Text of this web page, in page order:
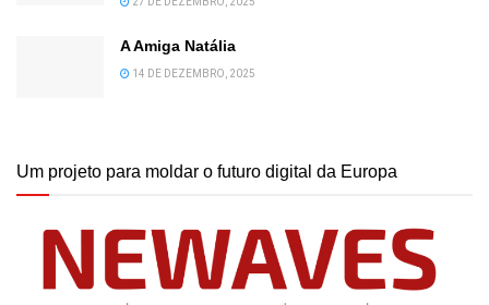
A Amiga Natália
14 DE DEZEMBRO, 2025
Um projeto para moldar o futuro digital da Europa